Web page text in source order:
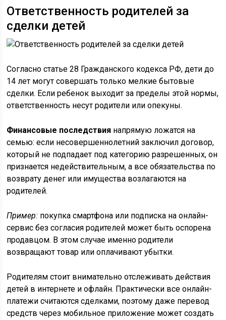
Ответственность родителей за
сделки детей
Согласно статье 28 Гражданского кодекса РФ, дети до
14 лет могут совершать только мелкие бытовые
сделки. Если ребенок выходит за пределы этой нормы,
ответственность несут родители или опекуны.
Финансовые последствия напрямую ложатся на
семью: если несовершеннолетний заключил договор,
который не подпадает под категорию разрешенных, он
признается недействительным, а все обязательства по
возврату денег или имущества возлагаются на
родителей.
Пример: покупка смартфона или подписка на онлайн-
сервис без согласия родителей может быть оспорена
продавцом. В этом случае именно родители
возвращают товар или оплачивают убытки.
Родителям стоит внимательно отслеживать действия
детей в интернете и офлайн. Практически все онлайн-
платежи считаются сделками, поэтому даже перевод
средств через мобильное приложение может создать